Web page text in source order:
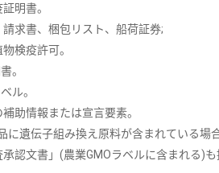
明書。
請求書、梱包リスト、船荷証券;
検疫許可。
。
ル。
助情報または宣言要素。
に遺伝子組み換え原料が含まれている
承認文書」(農業GMOラベルに含まれる)